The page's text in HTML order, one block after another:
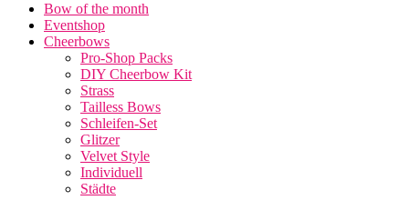
Bow of the month
Eventshop
Cheerbows
Pro-Shop Packs
DIY Cheerbow Kit
Strass
Tailless Bows
Schleifen-Set
Glitzer
Velvet Style
Individuell
Städte